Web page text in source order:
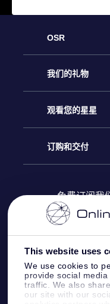
This website uses
We use cookies to
provide social
traffic. We also
our site with our
OSR
客户服务
联系我们
博客
评论
我们的礼物
Online Star礼物
OSR 礼物包
OSR 礼物卡
公司礼品
观看您的星星
Online Star
个性化的Star
One Million Stars
OSR Starsaver
订购和交付
付款信息
配送信息
退货政策&撤销权
免费订阅我